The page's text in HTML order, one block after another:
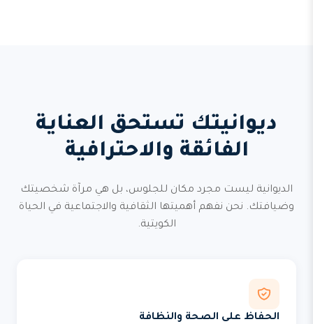
ديوانيتك تستحق العناية
الفائقة والاحترافية
الديوانية ليست مجرد مكان للجلوس، بل هي مرآة شخصيتك
وضيافتك. نحن نفهم أهميتها الثقافية والاجتماعية في الحياة
الكويتية.
الحفاظ على الصحة والنظافة